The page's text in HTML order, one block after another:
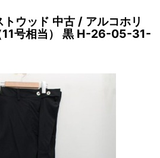
ウッド 中古 / アルコホリ
11号相当） 黒 H-26-05-31-